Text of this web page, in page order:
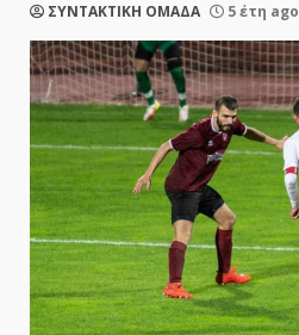
ΣΥΝΤΑΚΤΙΚΗ ΟΜΑΔΑ 5 έτη ago